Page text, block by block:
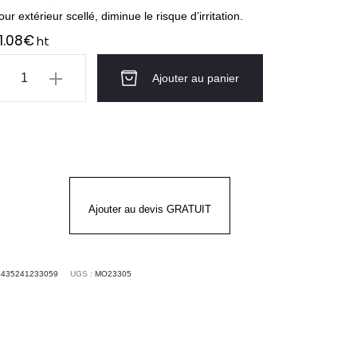
extérieur scellé, diminue le risque d’irritation.
€ht
Ajouter au panier
Ajouter au devis GRATUIT
UGS : MO23305